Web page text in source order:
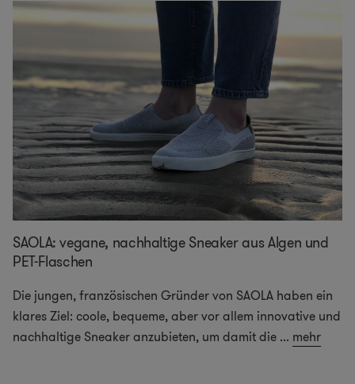
SAOLA: vegane, nachhaltige Sneaker aus Algen und
PET-Flaschen
Die jungen, französischen Gründer von SAOLA haben ein
klares Ziel: coole, bequeme, aber vor allem innovative und
nachhaltige Sneaker anzubieten, um damit die ... mehr